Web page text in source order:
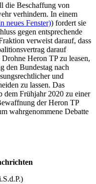
Beschaffung von
verhindern. In einem
neues Fenster)) fordert sie
gegen entsprechende
verweist darauf, dass
darauf
Heron TP zu leasen,
den Bundestag nach
und
zu lassen. Das
dem Frühjahr 2020 zu einer
der Heron TP
wahrgenommene Debatte